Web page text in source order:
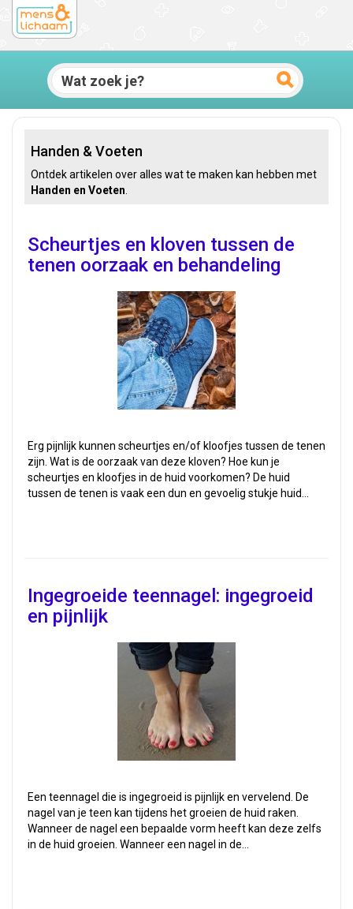
Handen & Voeten
Ontdek artikelen over alles wat te maken kan hebben met
Handen en Voeten
Scheurtjes en kloven tussen de
tenen oorzaak en behandeling
Erg pijnlijk kunnen scheurtjes en/of kloofjes tussen de tenen
zijn. Wat is de oorzaak van deze kloven? Hoe kun je
scheurtjes en kloofjes in de huid voorkomen? De huid
tussen de tenen is vaak een dun en gevoelig stukje huid…
Ingegroeide teennagel: ingegroeid
en pijnlijk
Een teennagel die is ingegroeid is pijnlijk en vervelend. De
nagel van je teen kan tijdens het groeien de huid raken.
Wanneer de nagel een bepaalde vorm heeft kan deze zelfs
in de huid groeien. Wanneer een nagel in de…